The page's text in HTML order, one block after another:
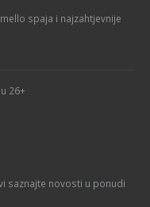
spaja i najzahtjevnije
26+
saznajte novosti u ponudi